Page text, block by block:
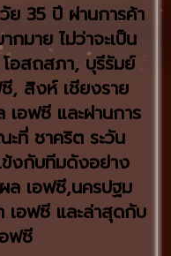
35 ปี ผ่านการค้า
มาย ไม่ว่าจะเป็น
อสถสภา, บุรีรัมย์
, สิงห์ เชียงราย
เอฟซี และผ่านการ
ที่ ชาคริต ระวัน
ข้งกับทีมดังอย่าง
ล เอฟซี,นครปฐม
เอฟซี และล่าสุดกับ
ฟซี